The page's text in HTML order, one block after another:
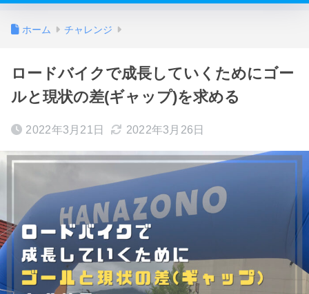
ホーム チャレンジ
ロードバイクで成長していくためにゴー
ルと現状の差(ギャップ)を求める
2022年3月21日 2022年3月26日